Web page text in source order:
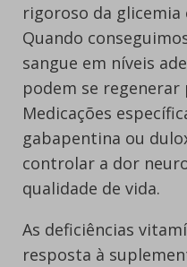
rigoroso da glicemia
Quando
sangue em níveis
podem se regenerar
Medicações
gabapentina ou
controlar a dor
qualidade de vida.
As deficiências
resposta à